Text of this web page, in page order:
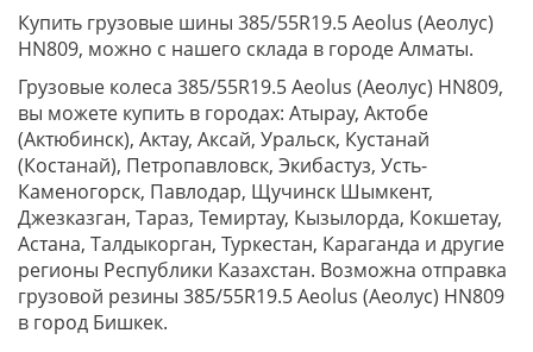
Купить грузовые шины 385/55R19.5 Aeolus (Аеолус)
HN809, можно с нашего склада в городе Алматы.
Грузовые колеса 385/55R19.5 Aeolus (Аеолус) HN809,
вы можете купить в городах: Атырау, Актобе
(Актюбинск), Актау, Аксай, Уральск, Кустанай
(Костанай), Петропавловск, Экибастуз, Усть-
Каменогорск, Павлодар, Щучинск Шымкент,
Джезказган, Тараз, Темиртау, Кызылорда, Кокшетау,
Астана, Талдыкорган, Туркестан, Караганда и другие
регионы Республики Казахстан. Возможна отправка
грузовой резины 385/55R19.5 Aeolus (Аеолус) HN809
в город Бишкек.